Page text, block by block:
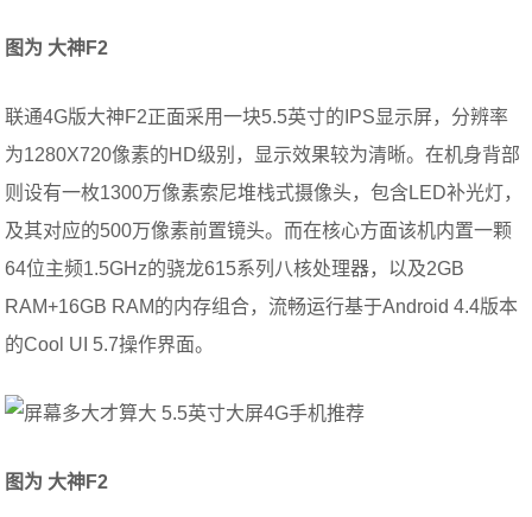
图为 大神F2
联通4G版大神F2正面采用一块5.5英寸的IPS显示屏，分辨率
为1280X720像素的HD级别，显示效果较为清晰。在机身背部
则设有一枚1300万像素索尼堆栈式摄像头，包含LED补光灯，
及其对应的500万像素前置镜头。而在核心方面该机内置一颗
64位主频1.5GHz的骁龙615系列八核处理器，以及2GB
RAM+16GB RAM的内存组合，流畅运行基于Android 4.4版本
的Cool UI 5.7操作界面。
图为 大神F2